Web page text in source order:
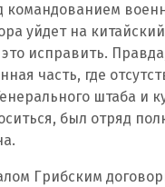
командованием
уйдет на
это исправить.
часть, где
штаба и
был отряд
Грибским